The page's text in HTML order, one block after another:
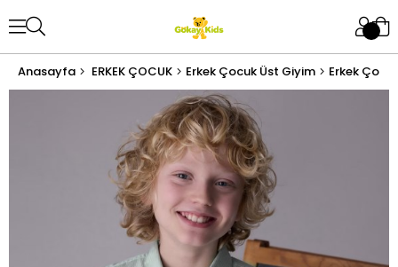
Anasayfa ERKEK ÇOCUK Erkek Çocuk Üst Giyim Erkek